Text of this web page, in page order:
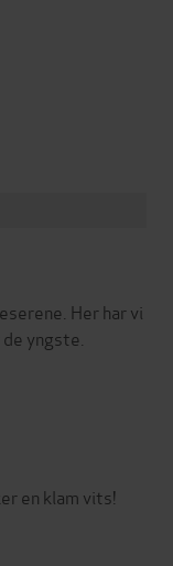
Her har vi
yngste.
en klam vits!